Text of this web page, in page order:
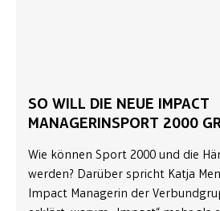
SO WILL DIE NEUE IMPACT
MANAGERINSPORT 2000
Wie können Sport 2000 und die
werden? Darüber spricht Katja
Impact Managerin der